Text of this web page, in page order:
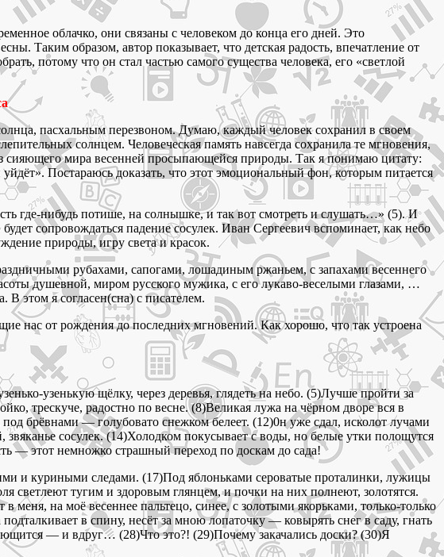
облачко, они связаны с человеком до конца его дней. Это
Таким образом, автор показывает, что детская радость, впечатление от
потому что он стал частью самого существа человека, его «светлой
пасхальным перезвоном. Думаю, каждый человек сохранил в своем
солнцем. Человеческая память навсегда сохранила те мгновения,
мира весенней просыпающейся природы. Так я понимаю цитату:
Постараюсь доказать, что этот эмоциональный фон, которым питается
где-нибудь потише, на солнышке, и так вот смотреть и слушать…» (5). И
сопровождаться падение сосулек. Иван Сергеевич вспоминает, как небо
природы, игру света и красок.
рубахами, сапогами, лошадиным ржаньем, с запахами весеннего
душевной, миром русского мужика, с его лукаво-веселыми глазами, …
этом я согласен(сна) с писателем.
нас от рождения до последних мгновений. Как хорошо, что так устроена
узенькую щёлку, через деревья, глядеть на небо. (5)Лучше пройти за
трескуче, радостно по весне. (8)Великая лужа на чёрном дворе вся в
брёвнами — голубовато снежком белеет. (12)0н уже сдал, исколот лучами
сосулек. (14)Холодком покусывает с воды, но белые утки полощутся
— этот немножко страшный переход по доскам до сада!
и куриными следами. (17)Под яблоньками сероватые проталинки, лужицы
светлеют тугим и здоровым глянцем, и почки на них полнеют, золотятся.
на моё весеннее пальтецо, синее, с золотыми якорьками, только-только
в спину, несёт за мною лопаточку — ковырять снег в саду, гнать
— и вдруг… (28)Что это?! (29)Почему закачались доски? (30)Я